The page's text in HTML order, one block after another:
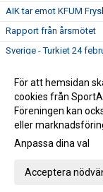
AIK tar emot KFUM
Rapport från årsmötet
Sverige - Turkiet 24
ANMÄL DIG TILL
GNAGET BASKETBALL
För att hemsidan
cookies från
Föreningen kan
eller
Anpassa dina val
Acceptera